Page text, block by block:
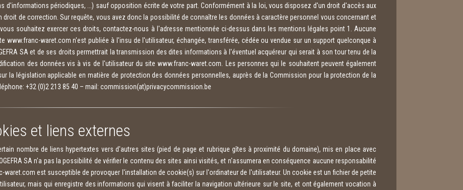
d'informations périodiques, ...) sauf opposition écrite de votre part. Conformément à la loi, vous disposez d'un droit d'accès aux
de correction. Sur requête, vous avez donc la possibilité de connaître les données à caractère personnel vous concernant et
souhaitez exercer ces droits, contactez-nous à l'adresse mentionnée ci-dessus dans les mentions légales point 1. Aucune
www.franc-waret.com n'est publiée à l'insu de l'utilisateur, échangée, transférée, cédée ou vendue sur un support quelconque à
SA et de ses droits permettrait la transmission des dites informations à l'éventuel acquéreur qui serait à son tour tenu de la
des données vis à vis de l'utilisateur du site www.franc-waret.com. Les personnes qui le souhaitent peuvent également
la législation applicable en matière de protection des données personnelles, auprès de la Commission pour la protection de la
+32 (0)2 213 85 40 – mail: commission(at)privacycommission.be
et liens externes
nombre de liens hypertextes vers d'autres sites (pied de page et rubrique gîtes à proximité du domaine), mis en place avec
SA n'a pas la possibilité de vérifier le contenu des sites ainsi visités, et n'assumera en conséquence aucune responsabilité
waret.com est susceptible de provoquer l'installation de cookie(s) sur l'ordinateur de l'utilisateur. Un cookie est un fichier de petite
mais qui enregistre des informations qui visent à faciliter la navigation ultérieure sur le site, et ont également vocation à